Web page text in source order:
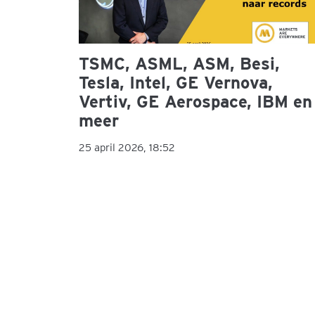
TSMC, ASML, ASM, Besi,
Tesla, Intel, GE Vernova,
Vertiv, GE Aerospace, IBM en
meer
25 april 2026, 18:52